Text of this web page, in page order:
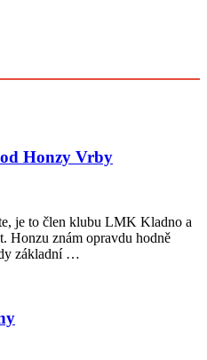
Honzy Vrby
je to člen klubu LMK Kladno a
Honzu znám opravdu hodně
základní …